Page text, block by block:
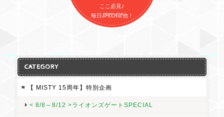
ここ必見♪
毎日SPECAIL他！
CATEGORY
【 MISTY 15周年】特別企画
< 8/8～8/12 >ライオンズゲートSPECIAL